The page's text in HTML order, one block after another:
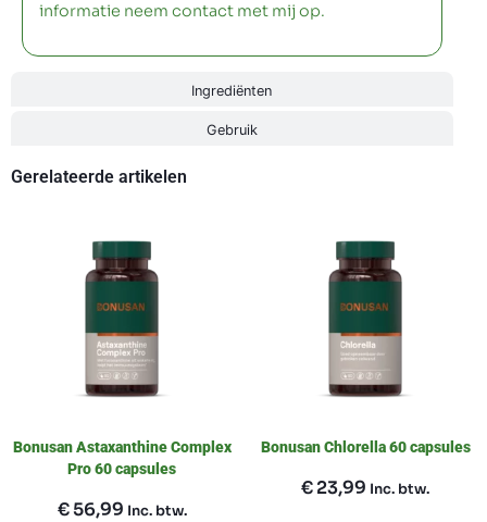
Ingrediënten
Gebruik
informatie neem contact met mij op.
Gerelateerde artikelen
Bonusan Astaxanthine Complex
Pro 60 capsules
€56,99 Inc. btw.
Bonusan Chlorella 60 capsules
€23,99 Inc. btw.